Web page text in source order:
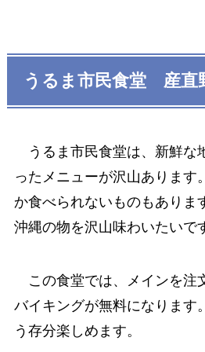
うるま市民食堂 産直
うるま市民食堂は、新鮮な
ったメニューが沢山あります
か食べられないものもありま
沖縄の物を沢山味わいたいで
この食堂では、メインを注
バイキングが無料になります
う存分楽しめます。